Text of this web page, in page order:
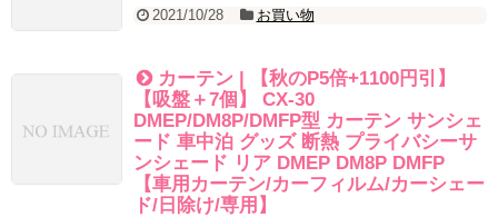
2021/10/28 お買い物
カーテン | 【秋のP5倍+1100円引】
【吸盤＋7個】 CX-30
DMEP/DM8P/DMFP型 カーテン サンシェ
ード 車中泊 グッズ 断熱 プライバシーサ
ンシェード リア DMEP DM8P DMFP
【車用カーテン/カーフィルム/カーシェー
ド/日除け/専用】